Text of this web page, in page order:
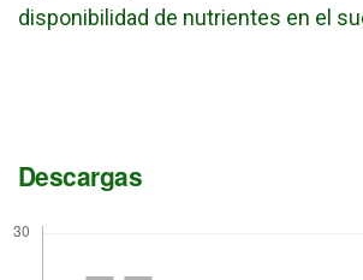
disponibilidad de nutrientes en el
Descargas